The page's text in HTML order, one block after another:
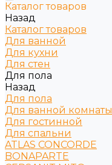
Каталог товаров
Назад
Каталог товаров
Для ванной
Для кухни
Для стен
Для пола
Назад
Для пола
Для ванной комнаты
Для гостинной
Для спальни
ATLAS CONCORDE
BONAPARTE